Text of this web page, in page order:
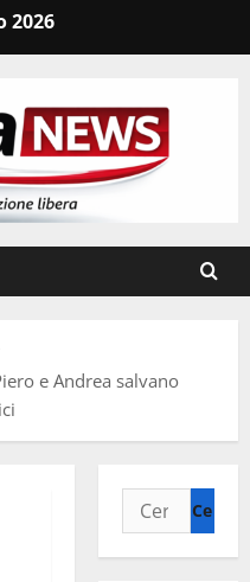
2026
e Andrea salvano
Ricerca
per: